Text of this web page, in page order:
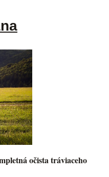
očista tráviaceho